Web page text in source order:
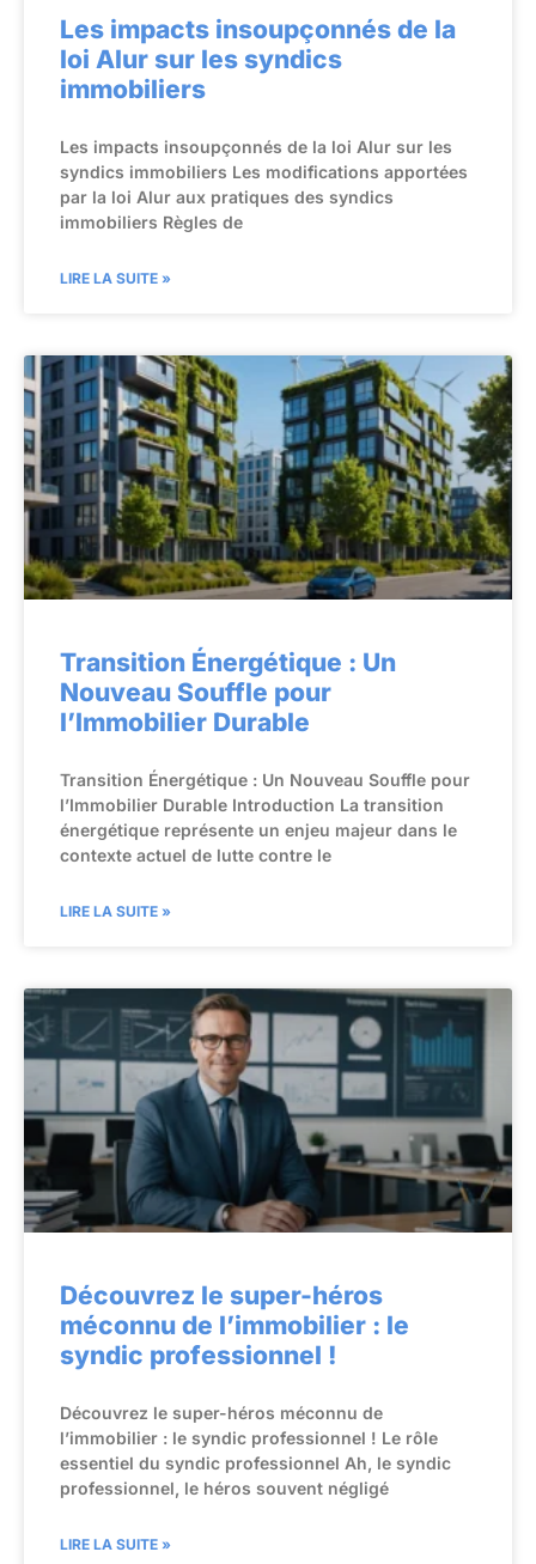
Les impacts insoupçonnés de la
loi Alur sur les syndics
immobiliers
Les impacts insoupçonnés de la loi Alur sur les
syndics immobiliers Les modifications apportées
par la loi Alur aux pratiques des syndics
immobiliers Règles de
LIRE LA SUITE »
Transition Énergétique : Un
Nouveau Souffle pour
l’Immobilier Durable
Transition Énergétique : Un Nouveau Souffle pour
l’Immobilier Durable Introduction La transition
énergétique représente un enjeu majeur dans le
contexte actuel de lutte contre le
LIRE LA SUITE »
Découvrez le super-héros
méconnu de l’immobilier : le
syndic professionnel !
Découvrez le super-héros méconnu de
l’immobilier : le syndic professionnel ! Le rôle
essentiel du syndic professionnel Ah, le syndic
professionnel, le héros souvent négligé
LIRE LA SUITE »